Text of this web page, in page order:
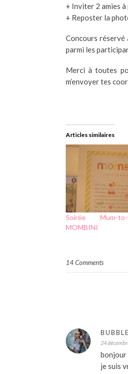
+ Inviter 2 amies
+ Reposter la
Concours
parmi les
Merci à toutes
m’envoyer tes
Articles similaires
Soirée Mum-
MOMBINI
14 Comments
BUBBLE
24
bonjour
je suis